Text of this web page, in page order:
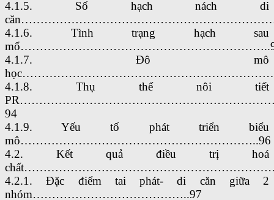
4.1.5. Số hạch nách di
4.1.6. Tình trạng hạch sau
4.1.7. Đô mô
4.1.8. Thụ thể nôi tiết
94
4.1.9. Yếu tố phát triển biểu
mô……………………………………………………..96
4.2. Kết quả điều trị hoá
4.2.1. Đặc điểm tai phát- di căn giữa 2
nhóm…………………………………..97